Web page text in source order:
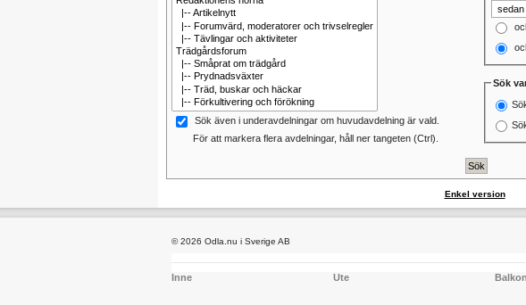
Sök även i underavdelningar om huvudavdelning är vald.
För att markera flera avdelningar, håll ner tangeten (Ctrl).
Sök
Enkel version
© 2026 Odla.nu i Sverige AB
Inne Ute